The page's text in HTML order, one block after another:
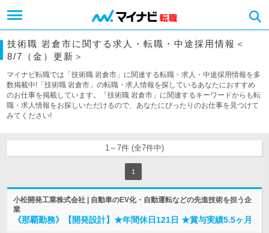
技術職 岩倉市に関する求人・転職・中途採用情報＜
8/7（金）更新＞
マイナビ転職では「技術職 岩倉市」に関連する転職・求人・中途採用情報を多
数掲載中!「技術職 岩倉市」の転職・求人情報を探しているあなたにおすすめ
のお仕事を掲載しています。「技術職 岩倉市」に関連するキーワードからも転
職・求人情報をお探しいただけるので、あなたにぴったりのお仕事を見つけて
みてください!
1～7件 (全7件中)
1
小松開発工業株式会社 | 自動車のEV化・自動運転などの先進技術を担う企
業
《那覇勤務》【開発設計】★年間休日121日 ★賞与実績5.5ヶ月